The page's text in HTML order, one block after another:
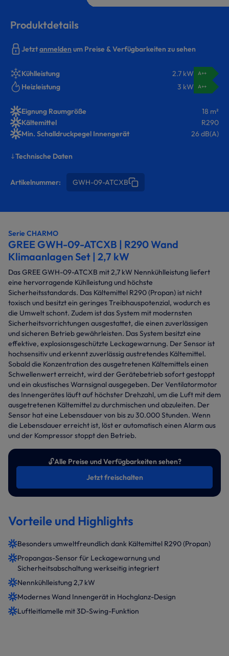
Produktdetails
Jetztanmeldenum Preise & Verfügbarkeiten zu sehen
Kühlleistung 2.7 kW A++
Heizleistung 3 kW A++
Eignung Raumgröße
18 m²
Kältemittel
R290
Min. Schalldruckpegel Innengerät
26 dB(A)
Technische Daten
Artikelnummer: GWH-09-ATCXB
Serie CHARMO
GREE GWH-09-ATCXB | R290 Wand
Klimaanlagen Set | 2,7 kW
Das GREE GWH-09-ATCXB mit 2,7 kW Nennkühlleistung liefert
eine hervorragende Kühlleistung und höchste
Sicherheitsstandards. Das Kältemittel R290 (Propan) ist nicht
toxisch und besitzt ein geringes Treibhauspotenzial, wodurch es
die Umwelt schont. Zudem ist das System mit modernsten
Sicherheitsvorrichtungen ausgestattet, die einen zuverlässigen
und sicheren Betrieb gewährleisten. Das System besitzt eine
effektive, explosionsgeschützte Leckagewarnung. Der Sensor ist
hochsensitiv und erkennt zuverlässig austretendes Kältemittel.
Sobald die Konzentration des ausgetretenen Kältemittels einen
Schwellenwert erreicht, wird der Gerätebetrieb sofort gestoppt
und ein akustisches Warnsignal ausgegeben. Der Ventilatormotor
des Innengerätes läuft auf höchster Drehzahl, um die Luft mit dem
ausgetretenen Kältemittel zu durchmischen und abzuleiten. Der
Sensor hat eine Lebensdauer von bis zu 30.000 Stunden. Wenn
die Lebensdauer erreicht ist, löst er automatisch einen Alarm aus
und der Kompressor stoppt den Betrieb.
🔓Alle Preise und Verfügbarkeiten sehen?
Jetzt freischalten
Vorteile und Highlights
Besonders umweltfreundlich dank Kältemittel R290 (Propan)
Propangas-Sensor für Leckagewarnung und
Sicherheitsabschaltung werkseitig integriert
Nennkühlleistung 2,7 kW
Modernes Wand Innengerät in Hochglanz-Design
Luftleitlamelle mit 3D-Swing-Funktion